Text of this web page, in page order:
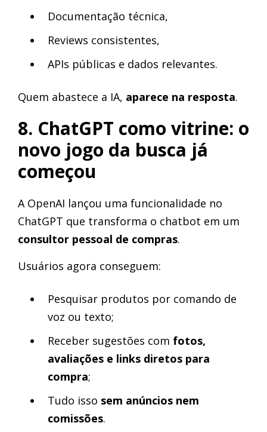
Documentação técnica,
Reviews consistentes,
APIs públicas e dados relevantes.
Quem abastece a IA, aparece na resposta.
8. ChatGPT como vitrine: o
novo jogo da busca já
começou
A OpenAI lançou uma funcionalidade no
ChatGPT que transforma o chatbot em um
consultor pessoal de compras.
Usuários agora conseguem:
Pesquisar produtos por comando de
voz ou texto;
Receber sugestões com fotos,
avaliações e links diretos para
compra;
Tudo isso sem anúncios nem
comissões.